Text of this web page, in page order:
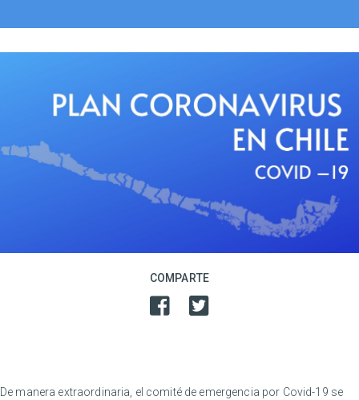
COMPARTE
De manera extraordinaria, el comité de emergencia por Covid-19 se